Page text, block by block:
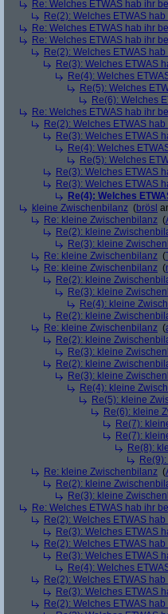
Re: Welches ETWAS hab ihr
Re(2): Welches ETWAS
Re: Welches ETWAS hab ihr
Re: Welches ETWAS hab ihr
Re(2): Welches ETWAS
Re(3): Welches ETWAS
Re(4): Welches
Re(5): Welches
Re(6): Welches
Re: Welches ETWAS hab ihr
Re(2): Welches ETWAS
Re(3): Welches ETWAS
Re(4): Welches
Re(5): Welches
Re(3): Welches ETWAS
Re(3): Welches ETWAS
Re(4): Welches
kleine Zwischenbilanz (brösl
Re: kleine Zwischenbilanz (
Re(2): kleine
Re(3): kleine
Re: kleine Zwischenbilanz (
Re: kleine Zwischenbilanz (
Re(2): kleine
Re(3): kleine
Re(4): kleine
Re(2): kleine
Re: kleine Zwischenbilanz (
Re(2): kleine
Re(3): kleine
Re(2): kleine
Re(3): kleine
Re(4): kleine
Re(5): kleine
Re(6): kleine
Re(7):
Re(7):
Re(8):
Re: kleine Zwischenbilanz (
Re(2): kleine
Re(3): kleine
Re: Welches ETWAS hab ihr
Re(2): Welches ETWAS
Re(3): Welches ETWAS
Re(2): Welches ETWAS
Re(3): Welches ETWAS
Re(4): Welches
Re(2): Welches ETWAS
Re(3): Welches ETWAS
Re(2): Welches ETWAS